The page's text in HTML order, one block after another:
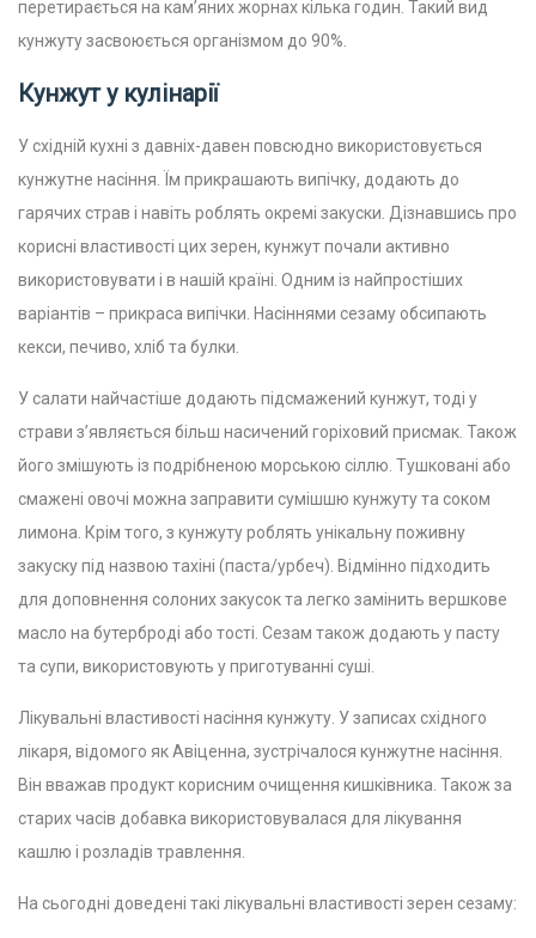
перетирається на кам’яних жорнах кілька годин. Такий вид
кунжуту засвоюється організмом до 90%.
Кунжут у кулінарії
У східній кухні з давніх-давен повсюдно використовується
кунжутне насіння. Їм прикрашають випічку, додають до
гарячих страв і навіть роблять окремі закуски. Дізнавшись про
корисні властивості цих зерен, кунжут почали активно
використовувати і в нашій країні. Одним із найпростіших
варіантів – прикраса випічки. Насіннями сезаму обсипають
кекси, печиво, хліб та булки.
У салати найчастіше додають підсмажений кунжут, тоді у
страви з’являється більш насичений горіховий присмак. Також
його змішують із подрібненою морською сіллю. Тушковані або
смажені овочі можна заправити сумішшю кунжуту та соком
лимона. Крім того, з кунжуту роблять унікальну поживну
закуску під назвою тахіні (паста/урбеч). Відмінно підходить
для доповнення солоних закусок та легко замінить вершкове
масло на бутерброді або тості. Сезам також додають у пасту
та супи, використовують у приготуванні суші.
Лікувальні властивості насіння кунжуту. У записах східного
лікаря, відомого як Авіценна, зустрічалося кунжутне насіння.
Він вважав продукт корисним очищення кишківника. Також за
старих часів добавка використовувалася для лікування
кашлю і розладів травлення.
На сьогодні доведені такі лікувальні властивості зерен сезаму: